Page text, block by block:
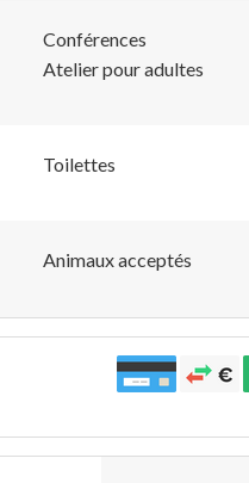
Conférences
Atelier pour adultes
Toilettes
Animaux acceptés